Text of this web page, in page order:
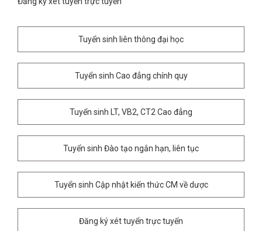
Tuyển sinh liên thông đại học
Tuyển sinh Cao đẳng chính quy
Tuyển sinh LT, VB2, CT2 Cao đẳng
Tuyển sinh Đào tạo ngắn hạn, liên tục
Tuyển sinh Cập nhật kiến thức CM về dược
Đăng ký xét tuyển trực tuyến